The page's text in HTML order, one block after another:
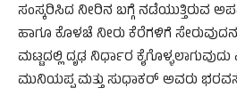
ಸಂಸ್ಕರಿಸಿದ ನೀರಿನ ಬಗ್ಗೆ ನಡೆಯುತ್ತಿರುವ
ಹಾಗೂ ಕೊಳಚೆ ನೀರು ಕೆರೆಗಳಿಗೆ
ಮಟ್ಟದಲ್ಲಿ ದೃಢ ನಿರ್ಧಾರ
ಮುನಿಯಪ್ಪ ಮತ್ತು ಸುಧಾಕರ್‌ ಅವರು